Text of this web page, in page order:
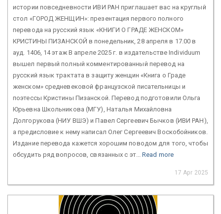
истории повседневности ИВИ РАН приглашает вас на круглый
стол «ГОРОД ЖЕНЩИН»: презентация первого полного
перевода на русский язык «КНИГИ О ГРАДЕ ЖЕНСКОМ»
КРИСТИНЫ ПИЗАНСКОЙ в понедельник, 28 апреля в 17.00 в
ауд. 1406, 14 этаж В апреле 2025 г. в издательстве Individuum
вышел первый полный комментированный перевод на
русский язык трактата в защиту женщин «Книга о Граде
женском» средневековой французской писательницы и
поэтессы Кристины Пизанской. Перевод подготовили Ольга
Юрьевна Школьникова (МГУ), Наталья Михайловна
Долгорукова (НИУ ВШЭ) и Павел Сергеевич Бычков (ИВИ РАН),
а предисловие к нему написал Олег Сергеевич Воскобойников.
Издание перевода кажется хорошим поводом для того, чтобы
обсудить ряд вопросов, связанных с эт...Read more
17 Apr 2025